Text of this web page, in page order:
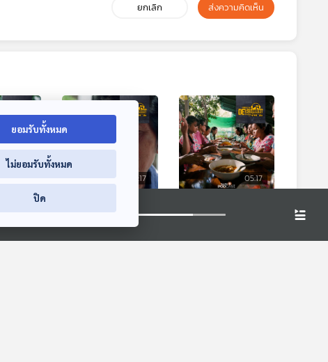
ยกเลิก ส่งความคิดเห็น
05:17
รกิน
05:17
เค็ม ด้วยการกิน
โปรตีนให้พอ
Deschooling Podcast
05:17
สารอาหาร
Deschooling Podcast
ยอมรับทั้งหมด
ไม่ยอมรับทั้งหมด
ปิด